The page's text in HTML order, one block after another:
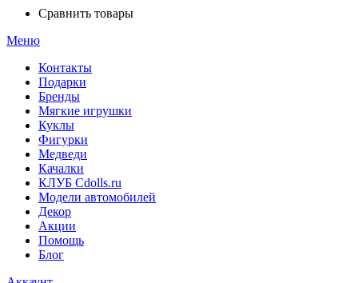
Сравнить товары
Меню
Контакты
Подарки
Бренды
Мягкие игрушки
Куклы
Фигурки
Медведи
Качалки
КЛУБ Cdolls.ru
Модели автомобилей
Декор
Акции
Помощь
Блог